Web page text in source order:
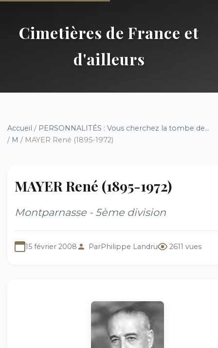
Cimetières de France et
d'ailleurs
Accueil / PERSONNALITÉS : Vous cherchez la tombe de...
/ M / MAYER René (1895-1972)
MAYER René (1895-1972)
Montparnasse - 5ème division
15 février 2008 ParPhilippe Landru 2611 vues